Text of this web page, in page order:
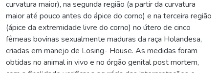
curvatura maior), na segunda região (a partir da curvatura
maior até pouco antes do ápice do corno) e na terceira região
(ápice da extremidade livre do corno) no útero de cinco
fêmeas bovinas sexualmente maduras da raça Holandesa,
criadas em manejo de Losing- House. As medidas foram
obtidas no animal in vivo e no órgão genital post mortem,